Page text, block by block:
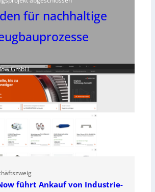
für nachhaltige
GmbH
führt Ankauf von Industrie-